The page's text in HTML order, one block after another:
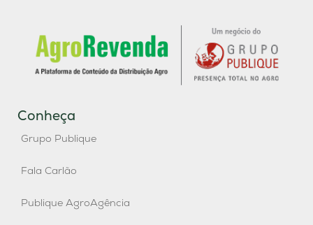
Conheça
Grupo Publique
Fala Carlão
Publique AgroAgência